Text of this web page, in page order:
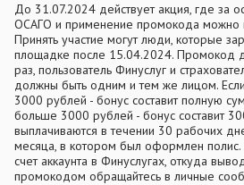
До 31.07.2024 действует акция, где за
ОСАГО и применение промокода можно
Принять участие могут люди, которые
площадке после 15.04.2024. Промокод
раз, пользователь Финуслуг и
должны быть одним и тем же лицом.
3000 рублей - бонус составит полную
больше 3000 рублей - бонус составит
выплачиваются в течении 30 рабочих
месяца, в котором был оформлен полис.
счет аккаунта в Финуслугах, откуда
промокодом обращайтесь в личные